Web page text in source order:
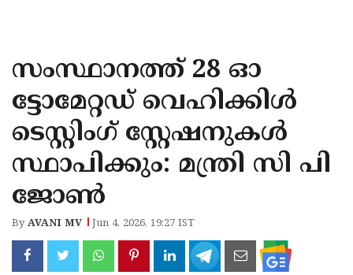
KANNUR
KASARAGOD
സംസ്ഥാനത്ത് 28 ഓ
ട്ടോമേറ്റഡ് വെഹിക്കിൾ
ടെസ്റ്റിംഗ് സ്റ്റേഷനുകൾ
സ്ഥാപിക്കും: മന്ത്രി സി പി
ജോൺ
ByAVANI MV Jun 4, 2026, 19:27 IST